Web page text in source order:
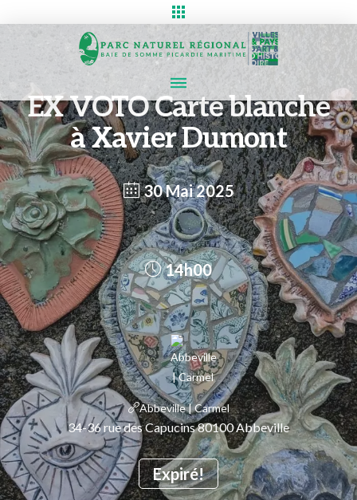
EX VOTO Carte blanche
à Xavier Dumont
30 Mai 2025
Expiré!
14h00
Abbeville | Carmel
34-36 rue des Capucins 80100 Abbeville